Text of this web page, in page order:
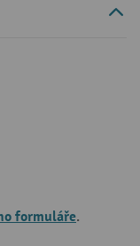
formuláře.